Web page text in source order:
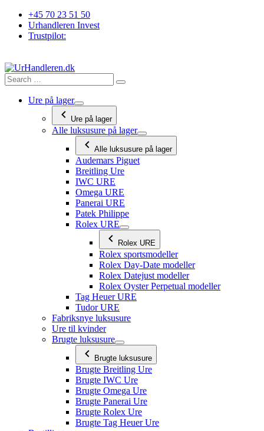
Videre
indhold
+45 70 23 51 50
Urhandleren Invest
Trustpilot:
Ure på lager
Ure på lager
Alle luksusure på lager
Alle luksusure på lager
Audemars Piguet
Breitling Ure
IWC URE
Omega URE
Panerai URE
Patek Philippe
Rolex URE
Rolex URE
Rolex sportsmodeller
Rolex Day-Date modeller
Rolex Datejust modeller
Rolex Oyster Perpetual modeller
Tag Heuer URE
Tudor URE
Fabriksnye luksusure
Ure til kvinder
Brugte luksusure
Brugte luksusure
Brugte Breitling Ure
Brugte IWC Ure
Brugte Omega Ure
Brugte Panerai Ure
Brugte Rolex Ure
Brugte Tag Heuer Ure